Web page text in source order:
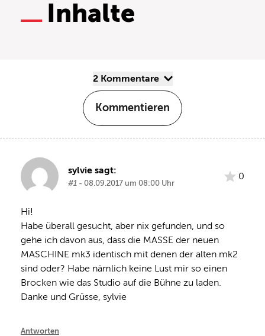
Inhalte
2 Kommentare
Kommentieren
sylvie sagt:
#1 - 08.09.2017 um 08:00 Uhr
0
Hi!
Habe überall gesucht, aber nix gefunden, und so
gehe ich davon aus, dass die MASSE der neuen
MASCHINE mk3 identisch mit denen der alten mk2
sind oder? Habe nämlich keine Lust mir so einen
Brocken wie das Studio auf die Bühne zu laden.
Danke und Grüsse, sylvie
Antworten